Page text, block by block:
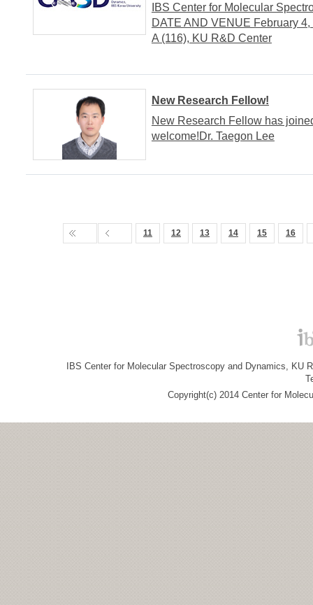
IBS Center for Molecular
DATE AND VENUE February
A (116), KU R&D Center
New Research Fellow!
New Research Fellow has
welcome!Dr. Taegon Lee
11 12 13 14 15 16
IBS Center for Molecular Spectroscopy and Dynamics, KU
Copyright(c) 2014 Center for